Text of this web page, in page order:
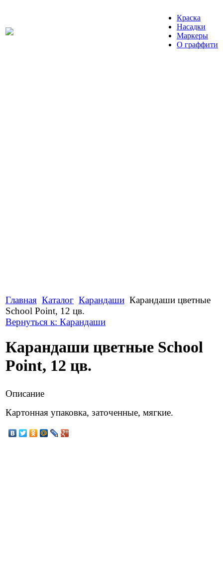
Краска
Насадки
Маркеры
О граффити
Главная Каталог Карандаши Карандаши цветные
School Point, 12 цв.
Вернуться к: Карандаши
Карандаши цветные School
Point, 12 цв.
Описание
Картонная упаковка, заточенные, мягкие.